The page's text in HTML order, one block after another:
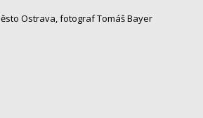
Ostrava, fotograf Tomáš Bayer